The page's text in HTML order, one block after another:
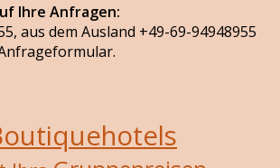
Ihre Anfragen:
aus dem Ausland +49-69-94948955